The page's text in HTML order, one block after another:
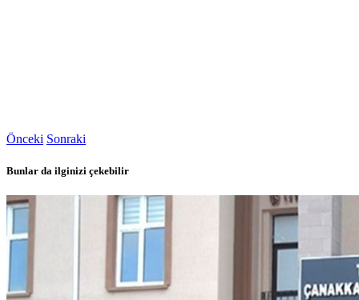
Önceki Sonraki
Bunlar da ilginizi çekebilir